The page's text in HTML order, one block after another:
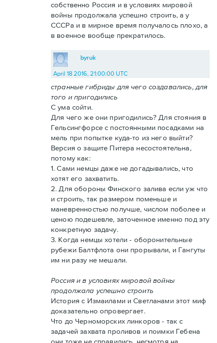
собственно Россия и в условиях мировой
войны продолжала успешно строить, а у
СССРа и в мирное время получалось плохо, а
в военное вообще прекратилось.
byruk
April 18 2016, 21:00:00 UTC
странные гибриды для чего создавались, для
того и пригодились
С ума сойти.
Для чего же они пригодились? Для стояния в
Гельсингфорсе с постоянными посадками на
мель при попытке куда-то из него выйти?
Версия о защите Питера несостоятельна,
потому как:
1. Сами немцы даже не догадывались, что
хотят его захватить.
2. Для обороны Финского залива если уж что
и строить, так размером поменьше и
маневренностью получше, числом поболее и
ценою подешевле, заточенное именно под эту
конкретную задачу.
3. Когда немцы хотели - оборонительные
рубежи Балтфлота они прорывали, и Гангуты
им ни разу не мешали.
Россия и в условиях мировой войны
продолжала успешно строить
История с Измаилами и Светланами этот миф
доказательно опровергает.
Что до Черноморских линкоров - так с
задачей захвата проливов и поимки Гебена